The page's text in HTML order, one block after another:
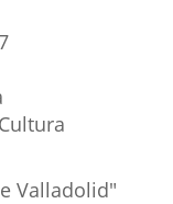
Cultura
Valladolid"